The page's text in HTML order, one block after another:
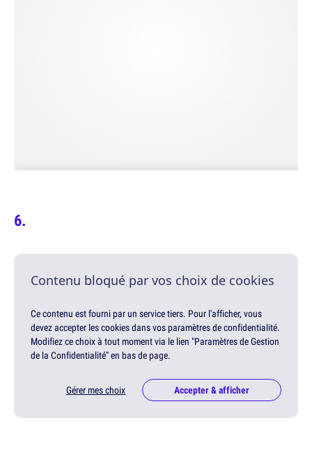
Contenu bloqué par vos choix de cookies
Ce contenu est fourni par un service tiers. Pour l'afficher, vous
devez accepter les cookies dans vos paramètres de confidentialité.
Modifiez ce choix à tout moment via le lien "Paramètres de Gestion
de la Confidentialité" en bas de page.
Gérer mes choix Accepter & afficher